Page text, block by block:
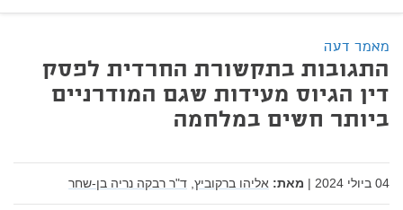
מאמר דעה
התגובות בתקשורת החרדית לפסק
דין הגיוס מעידות שגם המודרניים
ביותר חשים במלחמה
04 ביולי 2024 | מאת: אליהו ברקוביץ, ד"ר רבקה נריה בן-שחר